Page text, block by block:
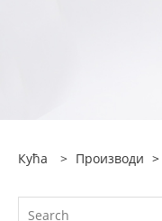
Кућа > Производи >